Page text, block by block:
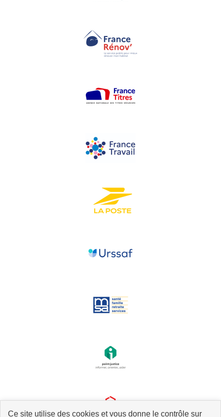
Ce site utilise des cookies et vous donne le contrôle sur